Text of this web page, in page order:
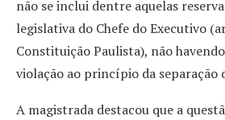
não se inclui dentre aquelas
legislativa do Chefe do Executivo
Constituição Paulista), não
violação ao princípio da separação
A magistrada destacou que a